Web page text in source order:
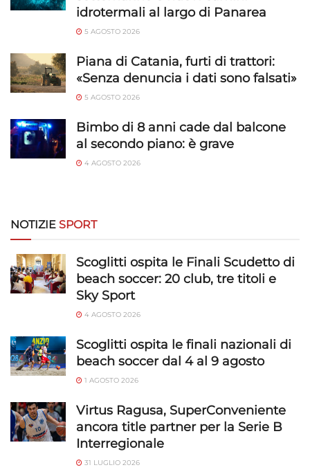
Abbinare e combinare dati provenienti da altre
fonti di dati, Collegare diversi dispositivi,
trasmesse automaticamente.
Utilizzare dati di geolocalizzazione precisi,
richieste attivamente.
Garantire la sicurezza, prevenire e
privacy.
idrotermali al largo di Panarea
5 AGOSTO 2026
Piana di Catania, furti di trattori:
«Senza denuncia i dati sono falsati»
5 AGOSTO 2026
Bimbo di 8 anni cade dal balcone
al secondo piano: è grave
4 AGOSTO 2026
NOTIZIE SPORT
Scoglitti ospita le Finali Scudetto di
beach soccer: 20 club, tre titoli e
Sky Sport
4 AGOSTO 2026
Scoglitti ospita le finali nazionali di
beach soccer dal 4 al 9 agosto
1 AGOSTO 2026
Virtus Ragusa, SuperConveniente
ancora title partner per la Serie B
Interregionale
31 LUGLIO 2026